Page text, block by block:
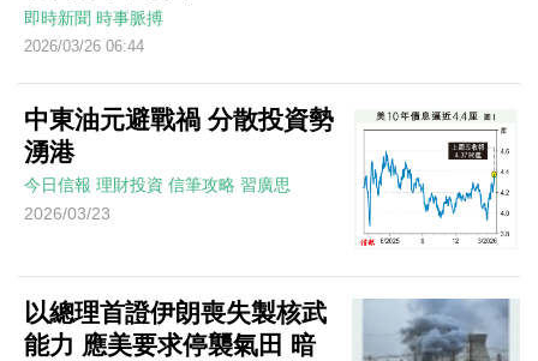
即時新聞 時事脈搏
2026/03/26 06:44
中東油元避戰禍 分散投資勢
湧港
今日信報 理財投資 信筆攻略 習廣思
2026/03/23
以總理首證伊朗喪失製核武
能力 應美要求停襲氣田 暗